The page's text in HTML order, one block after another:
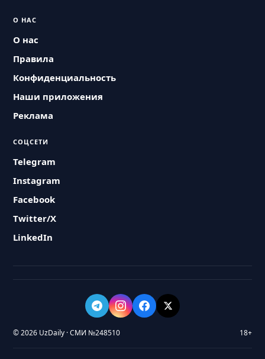
О НАС
О нас
Правила
Конфиденциальность
Наши приложения
Реклама
СОЦСЕТИ
Telegram
Instagram
Facebook
Twitter/X
LinkedIn
© 2026 UzDaily · СМИ №248510 18+